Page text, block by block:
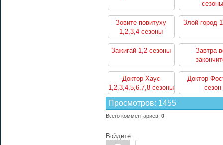
сезоны
Зовите повитуху
1,2,3,4 сезоны
Злой город
Зажигай 1,2 сезоны
Завтра
Доктор Хаус
1,2,3,4,5,6,7,8 сезоны
Доктор
сезон
Просмотров: 1455
Всего комментариев: 0
Войдите: